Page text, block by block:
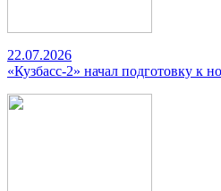
22.07.2026
«Кузбасс-2» начал подготовку к